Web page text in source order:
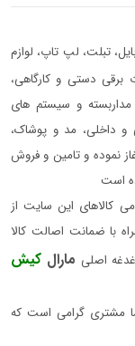
تبلت، لپ تاپ، لوازم
برقی دستی و کارگاهی،
مداربسته و سیستم های
و داخلی، مد و پوشاک،
نموده و تامین و فروش
است
کالاهای این سایت از
با ضمانت اصالت کالا
اصلی مارال کیش
مشتری گرامی است که